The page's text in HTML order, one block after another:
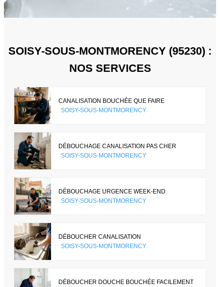
SOISY-SOUS-MONTMORENCY (95230) :
NOS SERVICES
CANALISATION BOUCHÉE QUE FAIRE
SOISY-SOUS-MONTMORENCY
DÉBOUCHAGE CANALISATION PAS CHER
SOISY-SOUS-MONTMORENCY
DÉBOUCHAGE URGENCE WEEK-END
SOISY-SOUS-MONTMORENCY
DÉBOUCHER CANALISATION
SOISY-SOUS-MONTMORENCY
DÉBOUCHER DOUCHE BOUCHÉE FACILEMENT